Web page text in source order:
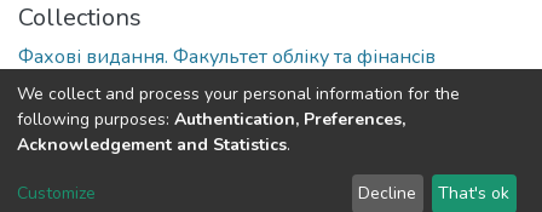
Collections
Фахові видання. Факультет обліку та фінансів
Full item page
DSpace software copyright © 2002-2026 LYRASIS
We collect and process your personal information for the
following purposes: Authentication, Preferences,
Acknowledgement and Statistics.
Customize Decline That's ok